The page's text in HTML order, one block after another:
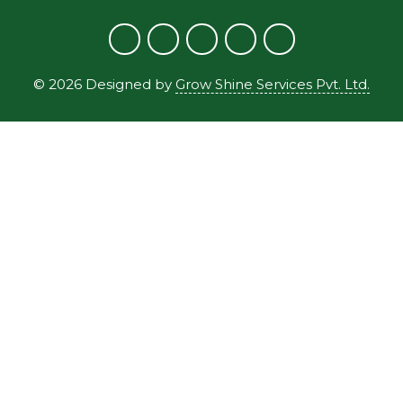
© 2026 Designed by Grow Shine Services Pvt. Ltd.